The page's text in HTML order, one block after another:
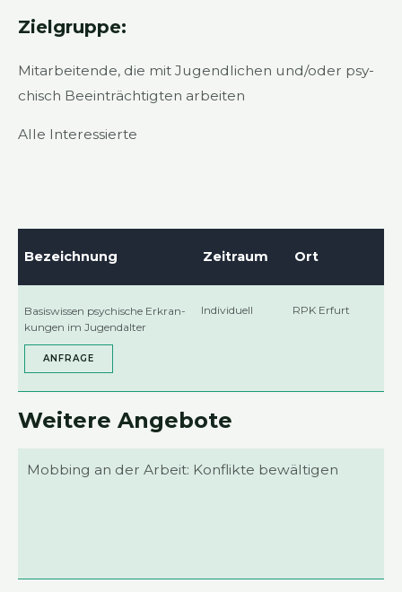
Ziel­grup­pe:
Mit­ar­bei­ten­de, die mit Jugend­li­chen und/oder psy­
chisch Beein­träch­tig­ten arbei­ten
Alle Inter­es­sier­te
Bezeich­nung Zeit­raum Ort
Basis­wis­sen psy­chi­sche Erkran­
kun­gen im Jugend­al­ter
ANFRA­GE
Indi­vi­du­ell RPK Erfurt
Wei­te­re Ange­bo­te
Mob­bing an der Arbeit: Kon­flik­te bewäl­ti­gen